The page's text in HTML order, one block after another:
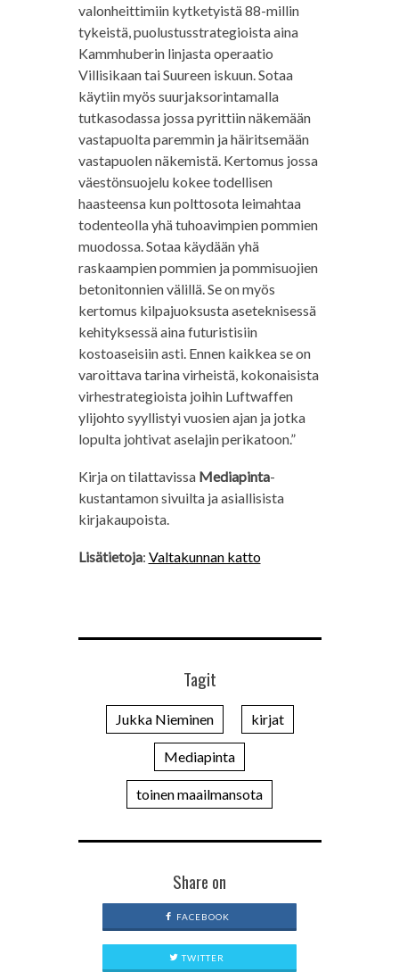
valonheittimiin kytketyistä 88-millin
tykeistä, puolustusstrategioista aina
Kammhuberin linjasta operaatio
Villisikaan tai Suureen iskuun. Sotaa
käytiin myös suurjaksorintamalla
tutkasodassa jossa pyrittiin näkemään
vastapuolta paremmin ja häiritsemään
vastapuolen näkemistä. Kertomus jossa
väestönsuojelu kokee todellisen
haasteensa kun polttosota leimahtaa
todenteolla yhä tuhoavimpien pommien
muodossa. Sotaa käydään yhä
raskaampien pommien ja pommisuojien
betonitonnien välillä. Se on myös
kertomus kilpajuoksusta aseteknisessä
kehityksessä aina futuristisiin
kostoaseisiin asti. Ennen kaikkea se on
varoittava tarina virheistä, kokonaisista
virhestrategioista joihin Luftwaffen
ylijohto syyllistyi vuosien ajan ja jotka
lopulta johtivat aselajin perikatoon.”
Kirja on tilattavissa Mediapinta-
kustantamon sivuilta ja asiallisista
kirjakaupoista.
Lisätietoja: Valtakunnan katto
Tagit
Jukka Nieminen kirjat
Mediapinta
toinen maailmansota
Share on
FACEBOOK
TWITTER